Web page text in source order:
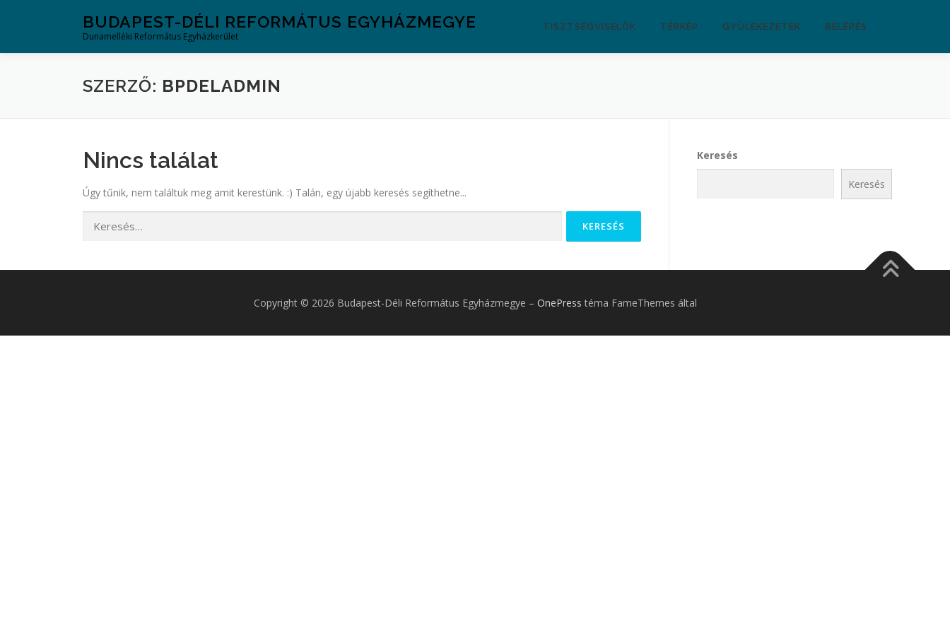
BUDAPEST-DÉLI REFORMÁTUS EGYHÁZMEGYE
Dunamelléki Református Egyházkerület
TISZTSÉGVISELŐK TÉRKÉP GYÜLEKEZETEK BELÉPÉS
SZERZŐ: BPDELADMIN
Nincs találat
Úgy tűnik, nem találtuk meg amit kerestünk. :) Talán, egy újabb keresés segíthetne...
Keresés
Keresés
Copyright © 2026 Budapest-Déli Református Egyházmegye – OnePress téma FameThemes által